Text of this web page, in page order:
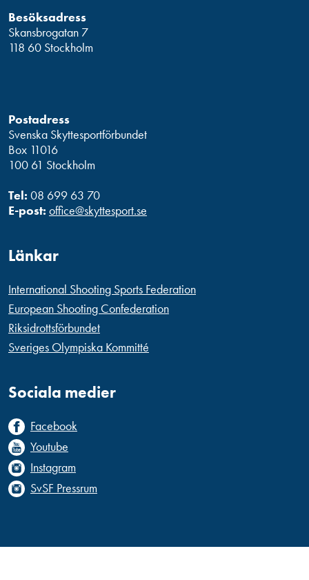
Besöksadress
Skansbrogatan 7
118 60 Stockholm
Postadress
Svenska Skyttesportförbundet
Box 11016
100 61 Stockholm
Tel: 08 699 63 70
E-post: office@skyttesport.se
Länkar
International Shooting Sports Federation
European Shooting Confederation
Riksidrottsförbundet
Sveriges Olympiska Kommitté
Sociala medier
Facebook
Youtube
Instagram
SvSF Pressrum